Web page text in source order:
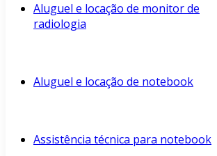
Aluguel e locação de monitor de
radiologia
Aluguel e locação de notebook
Assistência técnica para notebook